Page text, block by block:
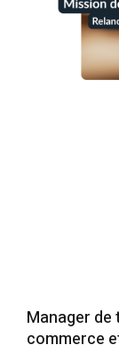
Manager de
commerce